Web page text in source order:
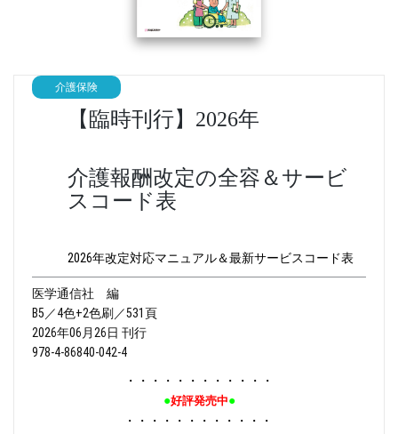
介護保険
【臨時刊行】2026年
介護報酬改定の全容＆サービ
スコード表
2026年改定対応マニュアル＆最新サービスコード表
医学通信社 編
B5／4色+2色刷／531頁
2026年06月26日 刊行
978-4-86840-042-4
・・・・・・・・・・・・
●好評発売中●
・・・・・・・・・・・・